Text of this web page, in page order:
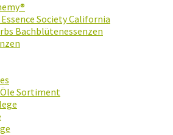
Essence Society California
Bachblütenessenzen
Sortiment